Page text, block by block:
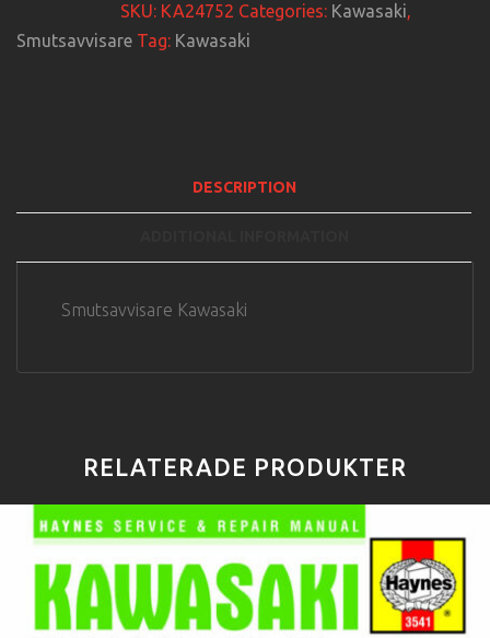
SKU: KA24752 Categories: Kawasaki,
Smutsavvisare Tag: Kawasaki
DESCRIPTION
Smutsavvisare Kawasaki
RELATERADE PRODUKTER